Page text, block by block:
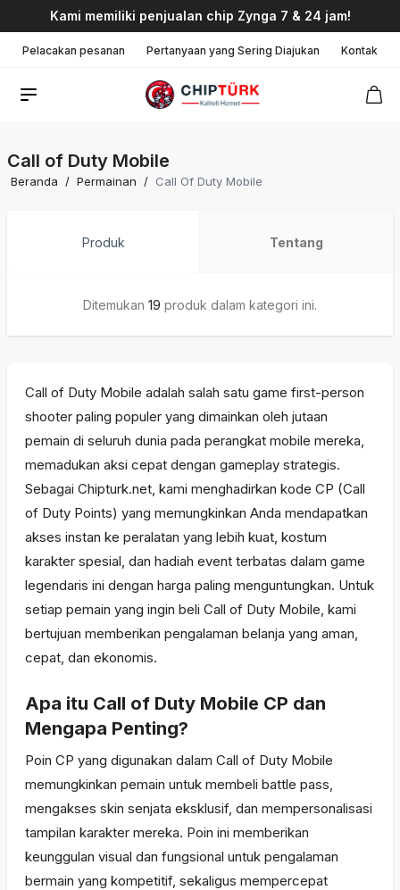
Kami memiliki penjualan chip Zynga 7 & 24 jam!
Pelacakan pesanan Pertanyaan yang Sering Diajukan Kontak
Call of Duty Mobile
Beranda / Permainan / Call Of Duty Mobile
Produk Tentang
Ditemukan 19 produk dalam kategori ini.
Call of Duty Mobile adalah salah satu game first-person
shooter paling populer yang dimainkan oleh jutaan
pemain di seluruh dunia pada perangkat mobile mereka,
memadukan aksi cepat dengan gameplay strategis.
Sebagai Chipturk.net, kami menghadirkan kode CP (Call
of Duty Points) yang memungkinkan Anda mendapatkan
akses instan ke peralatan yang lebih kuat, kostum
karakter spesial, dan hadiah event terbatas dalam game
legendaris ini dengan harga paling menguntungkan. Untuk
setiap pemain yang ingin beli Call of Duty Mobile, kami
bertujuan memberikan pengalaman belanja yang aman,
cepat, dan ekonomis.
Apa itu Call of Duty Mobile CP dan
Mengapa Penting?
Poin CP yang digunakan dalam Call of Duty Mobile
memungkinkan pemain untuk membeli battle pass,
mengakses skin senjata eksklusif, dan mempersonalisasi
tampilan karakter mereka. Poin ini memberikan
keunggulan visual dan fungsional untuk pengalaman
bermain yang kompetitif, sekaligus mempercepat